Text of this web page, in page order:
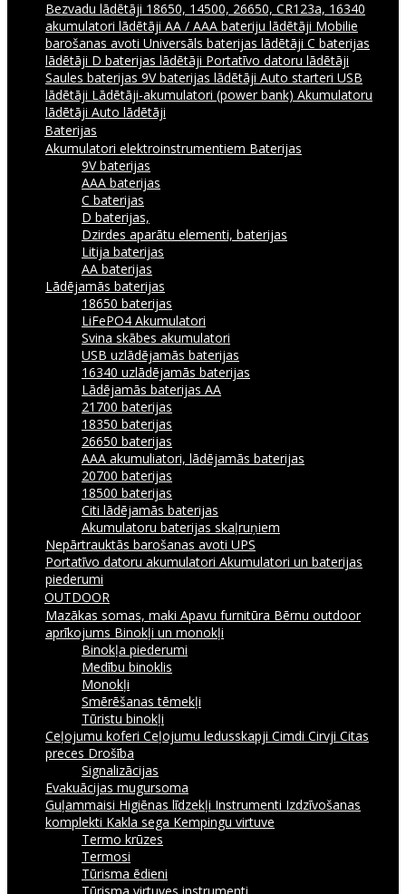
Bezvadu lādētāji 18650, 14500, 26650, CR123a, 16340
akumulatori lādētāji AA / AAA bateriju lādētāji Mobilie
barošanas avoti Universāls baterijas lādētāji C baterijas
lādētāji D baterijas lādētāji Portatīvo datoru lādētāji
Saules baterijas 9V baterijas lādētāji Auto starteri USB
lādētāji Lādētāji-akumulatori (power bank) Akumulatoru
lādētāji Auto lādētāji
Baterijas
Akumulatori elektroinstrumentiem Baterijas
9V baterijas
AAA baterijas
C baterijas
D baterijas,
Dzirdes aparātu elementi, baterijas
Litija baterijas
AA baterijas
Lādējamās baterijas
18650 baterijas
LiFePO4 Akumulatori
Svina skābes akumulatori
USB uzlādējamās baterijas
16340 uzlādējamās baterijas
Lādējamās baterijas AA
21700 baterijas
18350 baterijas
26650 baterijas
AAA akumuliatori, lādējamās baterijas
20700 baterijas
18500 baterijas
Citi lādējamās baterijas
Akumulatoru baterijas skaļruņiem
Nepārtrauktās barošanas avoti UPS
Portatīvo datoru akumulatori Akumulatori un baterijas
piederumi
OUTDOOR
Mazākas somas, maki Apavu furnitūra Bērnu outdoor
aprīkojums Binokļi un monokļi
Binokļa piederumi
Medību binoklis
Monokļi
Smērēšanas tēmekļi
Tūristu binokļi
Ceļojumu koferi Ceļojumu ledusskapji Cimdi Cirvji Citas
preces Drošība
Signalizācijas
Evakuācijas mugursoma
Guļammaisi Higiēnas līdzekļi Instrumenti Izdzīvošanas
komplekti Kakla sega Kempingu virtuve
Termo krūzes
Termosi
Tūrisma ēdieni
Tūrisma virtuves instrumenti